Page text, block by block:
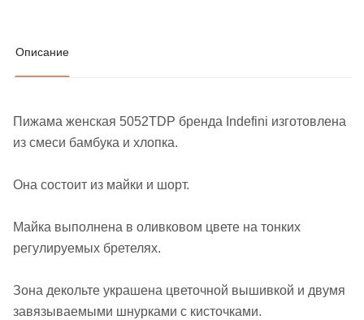
Описание
Пижама женская 5052TDP бренда Indefini изготовлена
из смеси бамбука и хлопка.
Она состоит из майки и шорт.
Майка выполнена в оливковом цвете на тонких
регулируемых бретелях.
Зона декольте украшена цветочной вышивкой и двумя
завязываемыми шнурками с кисточками.